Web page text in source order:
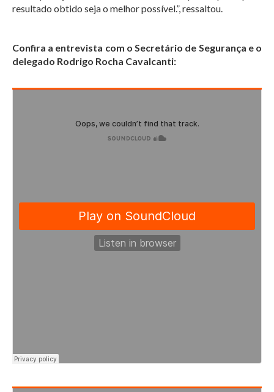
resultado obtido seja o melhor possível.”, ressaltou.
Confira a entrevista com o Secretário de Segurança e o
delegado Rodrigo Rocha Cavalcanti: